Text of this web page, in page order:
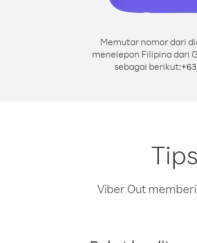
Memutar nomor dari
menelepon Filipina dari
sebagai berikut:+63
Viber Out